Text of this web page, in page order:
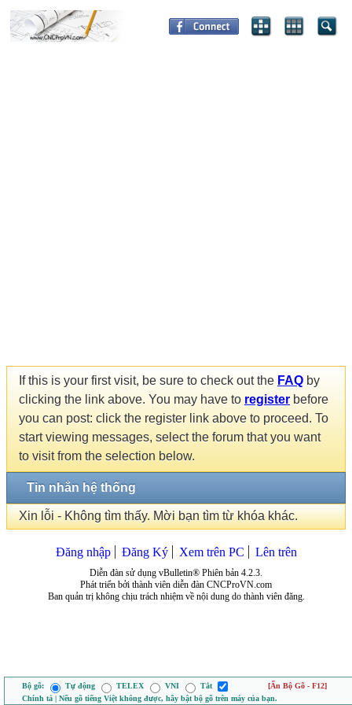
If this is your first visit, be sure to check out the FAQ by
clicking the link above. You may have to register before
you can post: click the register link above to proceed. To
start viewing messages, select the forum that you want
to visit from the selection below.
Tin nhắn hệ thống
Xin lỗi - Không tìm thấy. Mời bạn tìm từ khóa khác.
Đăng nhập Đăng Ký Xem trên PC Lên trên
Diễn đàn sử dụng vBulletin® Phiên bản 4.2.3.
Phát triển bởi thành viên diễn đàn CNCProVN.com
Ban quản trị không chịu trách nhiệm về nội dung do thành viên đăng.
Bộ gõ: Tự động TELEX VNI Tắt
[Ẩn Bộ Gõ - F12]
Chính tả | Nếu gõ tiếng Việt không được, hãy bật bộ gõ trên máy của bạn.